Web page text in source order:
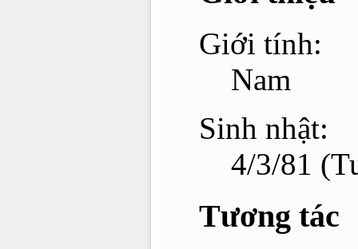
Giới tính:
Nam
Sinh nhật:
4/3/81
Tương tác